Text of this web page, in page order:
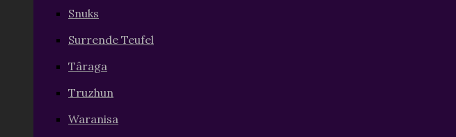
Snuks
Surrende Teufel
Târaga
Truzhun
Waranisa